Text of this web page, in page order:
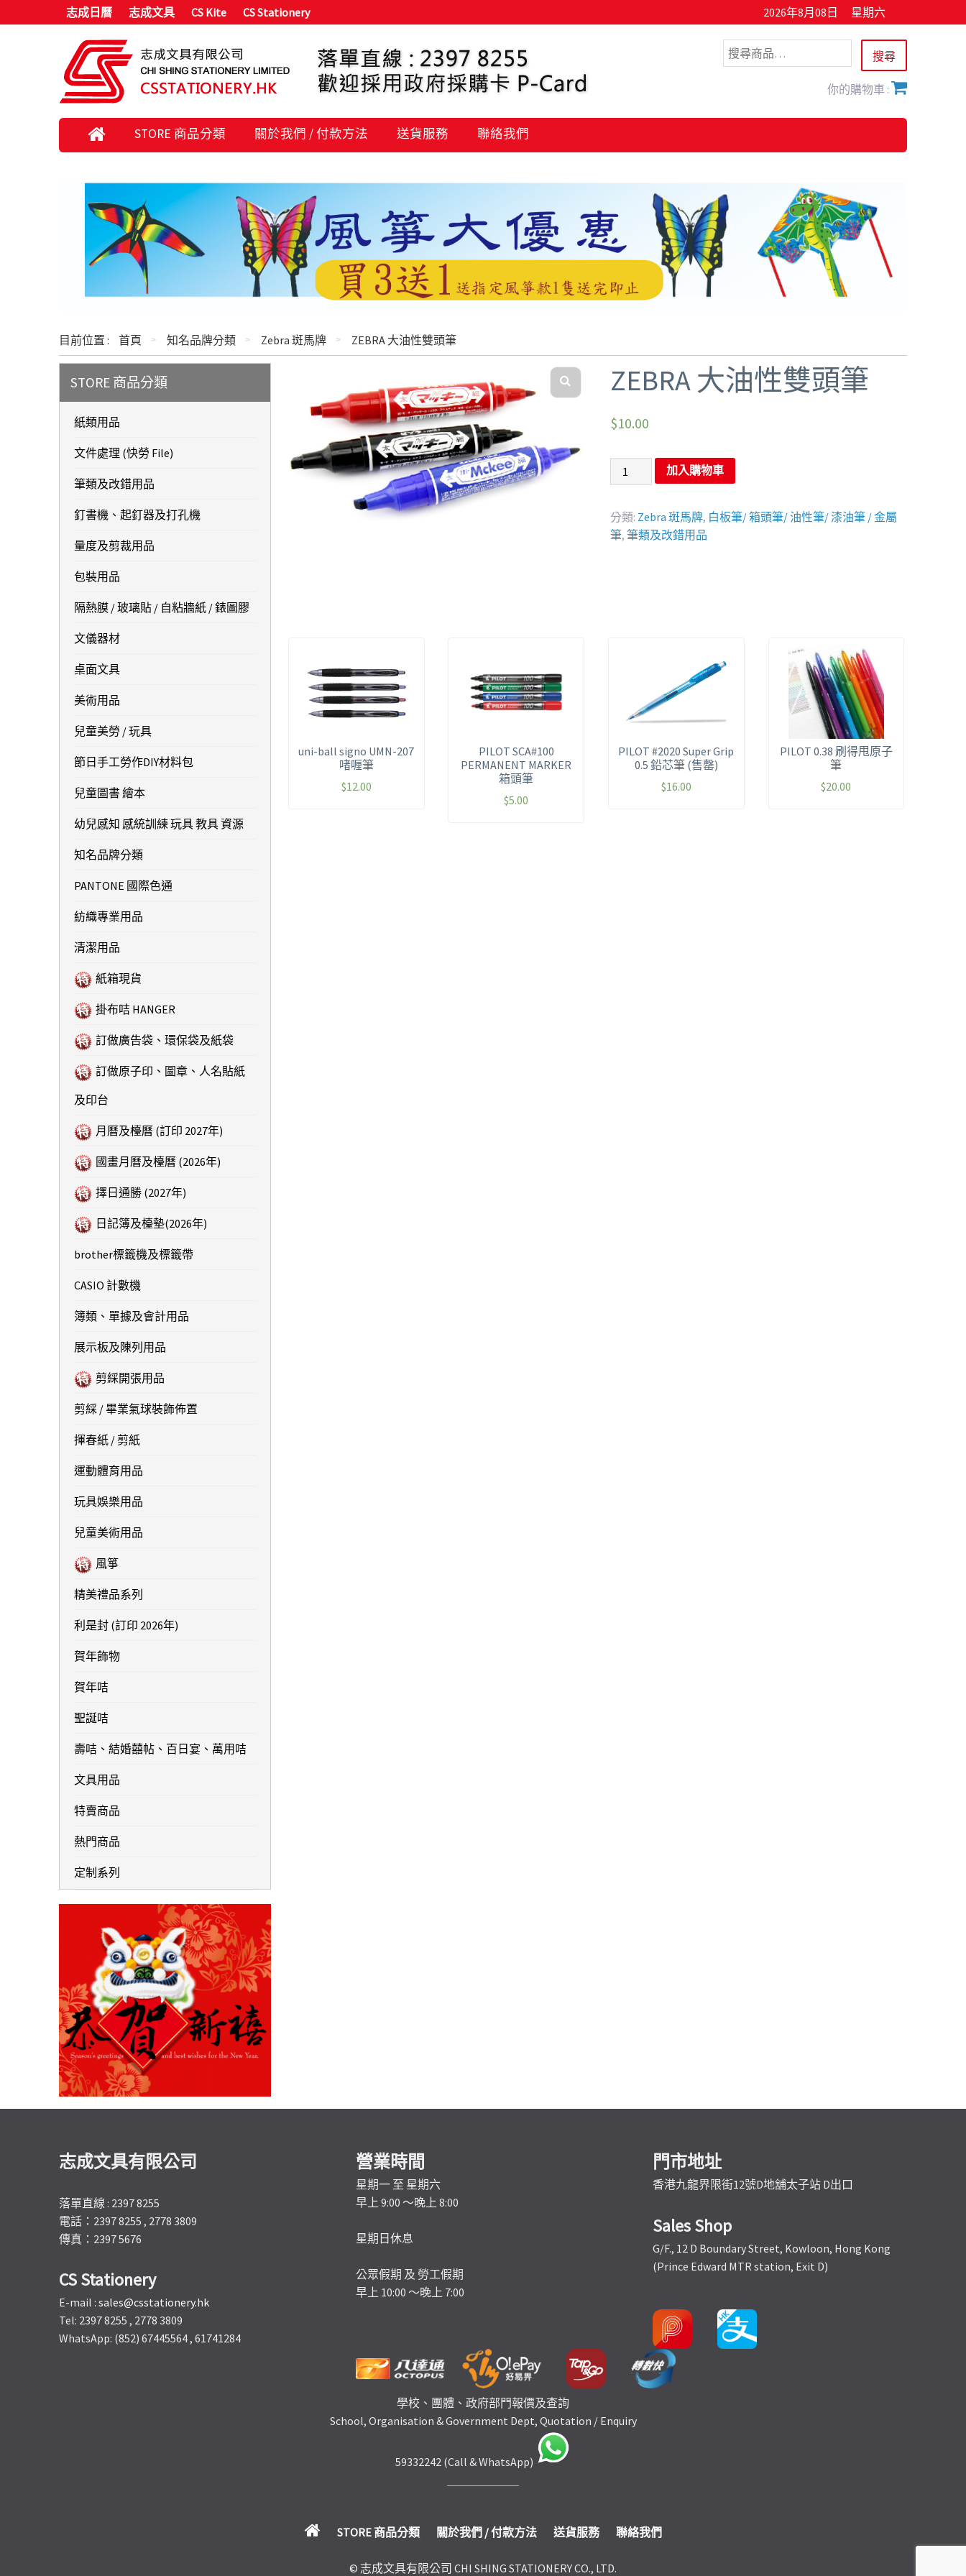
志成日曆 志成文具 CS Kite CS Stationery 2026年8月08日 星期六
你的購物車 :
STORE 商品分類 關於我們 / 付款方法 送貨服務 聯絡我們
目前位置 : 首頁 知名品牌分類 Zebra 斑馬牌 ZEBRA 大油性雙頭筆
ZEBRA 大油性雙頭筆
$10.00
加入購物車
分類: Zebra 斑馬牌, 白板筆/ 箱頭筆/ 油性筆/ 漆油筆 / 金屬
筆, 筆類及改錯用品
uni-ball signo UMN-207
啫喱筆
$12.00
PILOT SCA#100
PERMANENT MARKER
箱頭筆
$5.00
PILOT #2020 Super Grip
0.5 鉛芯筆 (售罄)
$16.00
PILOT 0.38 刷得甩原子
筆
$20.00
STORE 商品分類
紙類用品
文件處理 (快勞 File)
筆類及改錯用品
釘書機、起釘器及打孔機
量度及剪裁用品
包裝用品
隔熱膜 / 玻璃貼 / 自粘牆紙 / 錶圖膠
文儀器材
桌面文具
美術用品
兒童美勞 / 玩具
節日手工勞作DIY材料包
兒童圖書 繪本
幼兒感知 感統訓練 玩具 教具 資源
知名品牌分類
PANTONE 國際色通
紡織專業用品
清潔用品
紙箱現貨
掛布咭 HANGER
訂做廣告袋、環保袋及紙袋
訂做原子印、圖章、人名貼紙
及印台
月曆及檯曆 (訂印 2027年)
國畫月曆及檯曆 (2026年)
擇日通勝 (2027年)
日記簿及檯墊(2026年)
brother標籤機及標籤帶
CASIO 計數機
簿類、單據及會計用品
展示板及陳列用品
剪綵開張用品
剪綵 / 畢業氣球裝飾佈置
揮春紙 / 剪紙
運動體育用品
玩具娛樂用品
兒童美術用品
風箏
精美禮品系列
利是封 (訂印 2026年)
賀年飾物
賀年咭
聖誕咭
壽咭、結婚囍帖、百日宴、萬用咭
文具用品
特賣商品
熱門商品
定制系列
志成文具有限公司
落單直線 : 2397 8255
電話：2397 8255 , 2778 3809
傳真：2397 5676
CS Stationery
E-mail : sales@csstationery.hk
Tel: 2397 8255 , 2778 3809
WhatsApp: (852) 67445564 , 61741284
營業時間
星期一 至 星期六
早上 9:00 ～晚上 8:00
星期日休息
公眾假期 及 勞工假期
早上 10:00 ～晚上 7:00
門市地址
香港九龍界限街12號D地舖太子站 D出口
Sales Shop
G/F., 12 D Boundary Street, Kowloon, Hong Kong
(Prince Edward MTR station, Exit D)
學校、團體、政府部門報價及查詢
School, Organisation & Government Dept, Quotation / Enquiry
59332242 (Call & WhatsApp)
STORE 商品分類 關於我們 / 付款方法 送貨服務 聯絡我們
© 志成文具有限公司 CHI SHING STATIONERY CO., LTD.